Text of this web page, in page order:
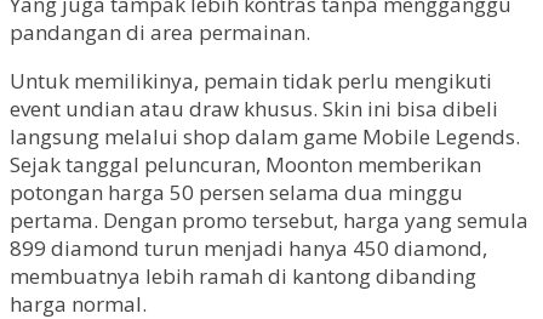
pandangan di area permainan.
Untuk memilikinya, pemain tidak perlu mengikuti
event undian atau draw khusus. Skin ini bisa dibeli
langsung melalui shop dalam game Mobile Legends.
Sejak tanggal peluncuran, Moonton memberikan
potongan harga 50 persen selama dua minggu
pertama. Dengan promo tersebut, harga yang semula
899 diamond turun menjadi hanya 450 diamond,
membuatnya lebih ramah di kantong dibanding
harga normal.